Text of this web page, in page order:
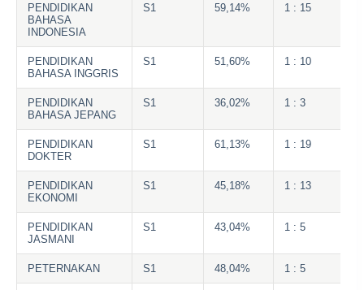
PENDIDIKAN
BAHASA
INDONESIA
S1 59,14% 1 : 15
PENDIDIKAN
BAHASA INGGRIS
S1 51,60% 1 : 10
PENDIDIKAN
BAHASA JEPANG
S1 36,02% 1 : 3
PENDIDIKAN
DOKTER
S1 61,13% 1 : 19
PENDIDIKAN
EKONOMI
S1 45,18% 1 : 13
PENDIDIKAN
JASMANI
S1 43,04% 1 : 5
PETERNAKAN S1 48,04% 1 : 5